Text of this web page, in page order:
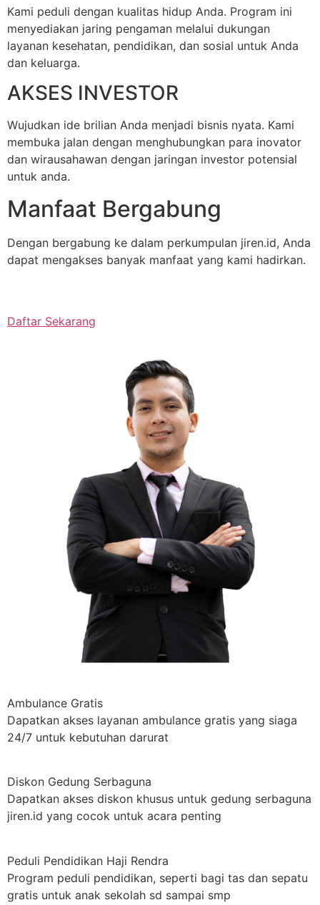
Kami peduli dengan kualitas hidup Anda. Program ini
menyediakan jaring pengaman melalui dukungan
layanan kesehatan, pendidikan, dan sosial untuk Anda
dan keluarga.
AKSES INVESTOR
Wujudkan ide brilian Anda menjadi bisnis nyata. Kami
membuka jalan dengan menghubungkan para inovator
dan wirausahawan dengan jaringan investor potensial
untuk anda.
Manfaat Bergabung
Dengan bergabung ke dalam perkumpulan jiren.id, Anda
dapat mengakses banyak manfaat yang kami hadirkan.
Daftar Sekarang
Ambulance Gratis
Dapatkan akses layanan ambulance gratis yang siaga
24/7 untuk kebutuhan darurat
Diskon Gedung Serbaguna
Dapatkan akses diskon khusus untuk gedung serbaguna
jiren.id yang cocok untuk acara penting
Peduli Pendidikan Haji Rendra
Program peduli pendidikan, seperti bagi tas dan sepatu
gratis untuk anak sekolah sd sampai smp